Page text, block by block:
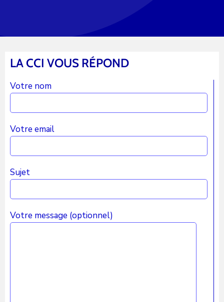
LA CCI VOUS RÉPOND
Votre nom
Votre email
Sujet
Votre message (optionnel)